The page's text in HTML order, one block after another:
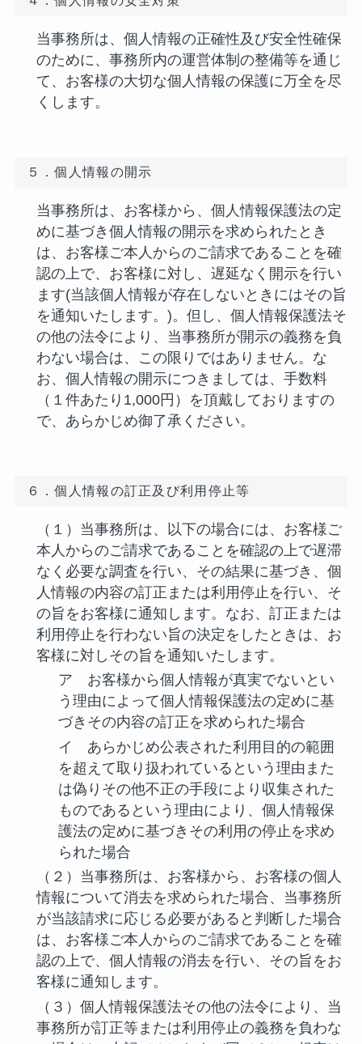
当事務所は、個人情報の正確性及び安全性確保
のために、事務所内の運営体制の整備等を通じ
て、お客様の大切な個人情報の保護に万全を尽
くします。
５．個人情報の開示
当事務所は、お客様から、個人情報保護法の定
めに基づき個人情報の開示を求められたとき
は、お客様ご本人からのご請求であることを確
認の上で、お客様に対し、遅延なく開示を行い
ます(当該個人情報が存在しないときにはその旨
を通知いたします。)。但し、個人情報保護法そ
の他の法令により、当事務所が開示の義務を負
わない場合は、この限りではありません。な
お、個人情報の開示につきましては、手数料
（１件あたり1,000円）を頂戴しておりますの
で、あらかじめ御了承ください。
６．個人情報の訂正及び利用停止等
（１）当事務所は、以下の場合には、お客様ご
本人からのご請求であることを確認の上で遅滞
なく必要な調査を行い、その結果に基づき、個
人情報の内容の訂正または利用停止を行い、そ
の旨をお客様に通知します。なお、訂正または
利用停止を行わない旨の決定をしたときは、お
客様に対しその旨を通知いたします。
ア お客様から個人情報が真実でないとい
う理由によって個人情報保護法の定めに基
づきその内容の訂正を求められた場合
イ あらかじめ公表された利用目的の範囲
を超えて取り扱われているという理由また
は偽りその他不正の手段により収集された
ものであるという理由により、個人情報保
護法の定めに基づきその利用の停止を求め
られた場合
（２）当事務所は、お客様から、お客様の個人
情報について消去を求められた場合、当事務所
が当該請求に応じる必要があると判断した場合
は、お客様ご本人からのご請求であることを確
認の上で、個人情報の消去を行い、その旨をお
客様に通知します。
（３）個人情報保護法その他の法令により、当
事務所が訂正等または利用停止の義務を負わな